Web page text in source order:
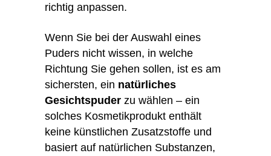
richtig anpassen.
Wenn Sie bei der Auswahl eines
Puders nicht wissen, in welche
Richtung Sie gehen sollen, ist es am
sichersten, ein natürliches
Gesichtspuder zu wählen – ein
solches Kosmetikprodukt enthält
keine künstlichen Zusatzstoffe und
basiert auf natürlichen Substanzen,